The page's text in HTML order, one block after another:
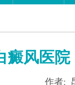
癜风医院
作者: